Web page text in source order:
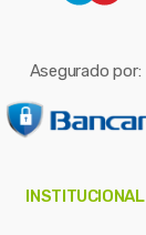
Asegurado por:
INSTITUCIONAL